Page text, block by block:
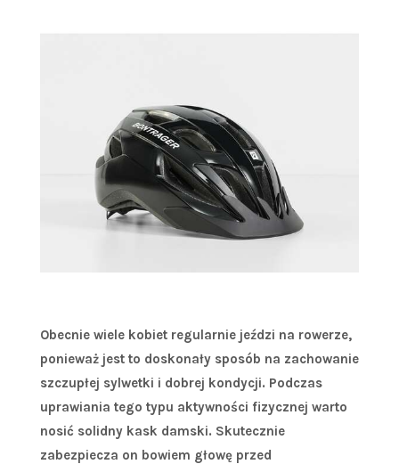
Obecnie wiele kobiet regularnie jeździ na rowerze,
ponieważ jest to doskonały sposób na zachowanie
szczupłej sylwetki i dobrej kondycji. Podczas
uprawiania tego typu aktywności fizycznej warto
nosić solidny kask damski. Skutecznie
zabezpiecza on bowiem głowę przed